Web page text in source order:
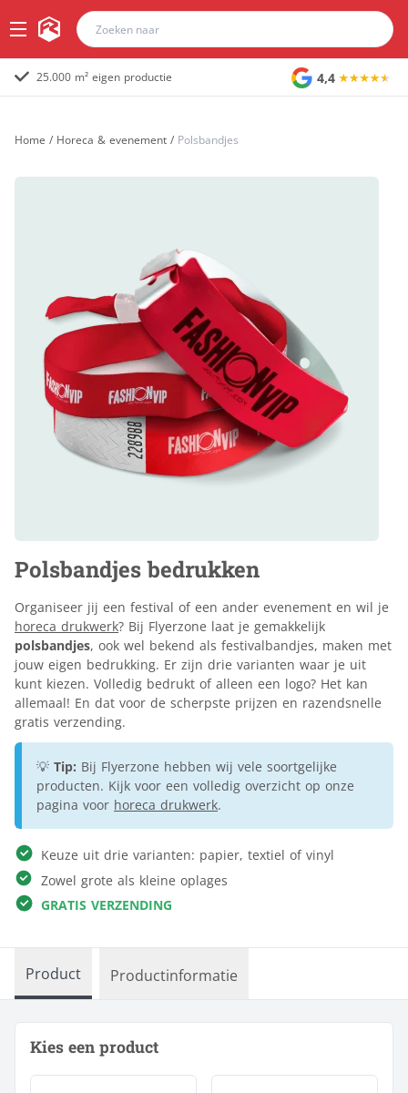
25.000 m² eigen productie 4,4
Home / Horeca & evenement / Polsbandjes
Polsbandjes bedrukken
Organiseer jij een festival of een ander evenement en wil je
horeca drukwerk? Bij Flyerzone laat je gemakkelijk
polsbandjes, ook wel bekend als festivalbandjes, maken met
jouw eigen bedrukking. Er zijn drie varianten waar je uit
kunt kiezen. Volledig bedrukt of alleen een logo? Het kan
allemaal! En dat voor de scherpste prijzen en razendsnelle
gratis verzending.
💡 Tip: Bij Flyerzone hebben wij vele soortgelijke
producten. Kijk voor een volledig overzicht op onze
pagina voor horeca drukwerk.
Keuze uit drie varianten: papier, textiel of vinyl
Zowel grote als kleine oplages
GRATIS VERZENDING
Product Productinformatie
Kies een product